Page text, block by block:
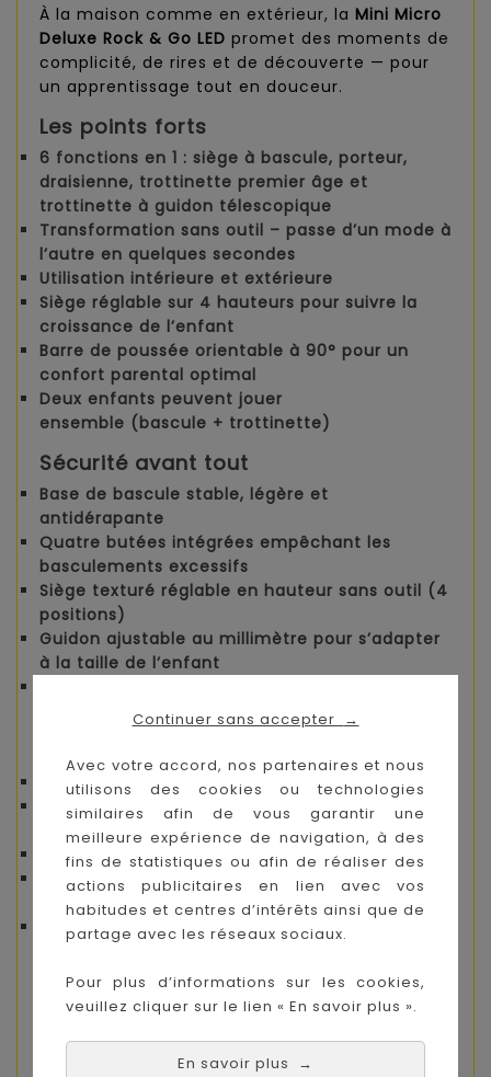
Continuer sans accepter →
Avec votre accord, nos partenaires et nous
utilisons des cookies ou technologies
similaires afin de vous garantir une
meilleure expérience de navigation, à des
fins de statistiques ou afin de réaliser des
actions publicitaires en lien avec vos
habitudes et centres d’intérêts ainsi que de
partage avec les réseaux sociaux.
Pour plus d’informations sur les cookies,
veuillez cliquer sur le lien « En savoir plus ».
En savoir plus →
À la maison comme en extérieur, la Mini Micro
Deluxe Rock & Go LED promet des moments de
complicité, de rires et de découverte — pour
un apprentissage tout en douceur.
Les points forts
6 fonctions en 1 : siège à bascule, porteur,
draisienne, trottinette premier âge et
trottinette à guidon télescopique
Transformation sans outil – passe d’un mode à
l’autre en quelques secondes
Utilisation intérieure et extérieure
Siège réglable sur 4 hauteurs pour suivre la
croissance de l’enfant
Barre de poussée orientable à 90° pour un
confort parental optimal
Deux enfants peuvent jouer
ensemble (bascule + trottinette)
Sécurité avant tout
Base de bascule stable, légère et
antidérapante
Quatre butées intégrées empêchant les
basculements excessifs
Siège texturé réglable en hauteur sans outil (4
positions)
Guidon ajustable au millimètre pour s’adapter
à la taille de l’enfant
en main confortable et sûre
Âge :de 1 à 6 ans
Poids maximal :20 kg (mode siège)/50 kg
(mode trottinette)
Poids du produit : env.3,5 kg
RouesLED lumineusessans pile (énergie
cinétique)
Matériaux : aluminium, plastique renforcé,
Mini Micro Deluxe Rock & Go LEDn’est pas
seulement une trottinette : c’est
uncompagnon d’apprentissage et de jeu,
conçu pour grandir avec votre enfant et offrir